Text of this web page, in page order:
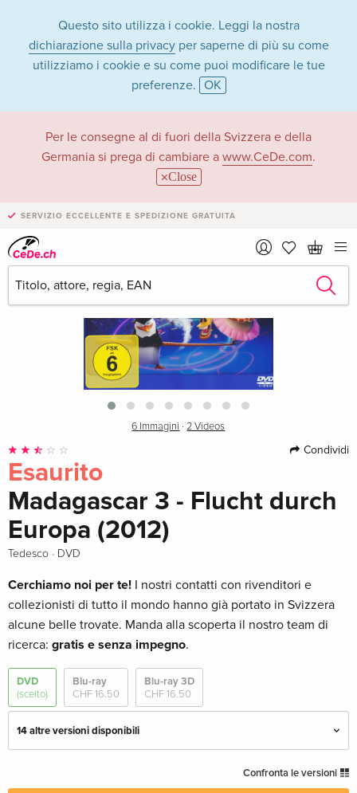
Questo sito utilizza i cookie. Leggi la nostra
dichiarazione sulla privacyper saperne di più su come
utilizziamo i cookie e su come puoi modificare le tue
preferenze. OK
Per le consegne al di fuori della Svizzera e della
Germania si prega di cambiare a www.CeDe.com.
Close
SERVIZIO ECCELLENTE E SPEDIZIONE GRATUITA
›
6 Immagini ·2 Videos
Condividi
Esaurito
Madagascar 3 - Flucht durch
Europa (2012)
Tedesco · DVD
Cerchiamo noi per te! I nostri contatti con rivenditori e
collezionisti di tutto il mondo hanno già portato in Svizzera
alcune belle trovate. Manda alla scoperta il nostro team di
ricerca: gratis e senza impegno.
DVD
(scelto)
Blu-ray
CHF 16.50
Blu-ray 3D
CHF 16.50
14 altre versioni disponibili
Italiano
CHF 16.50
Confronta le versioni